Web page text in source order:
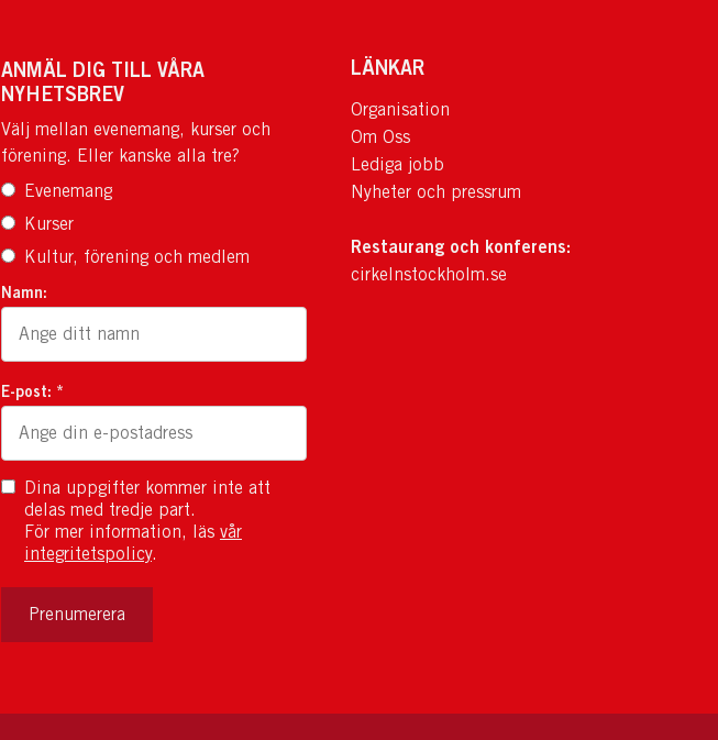
ANMÄL DIG TILL VÅRA
NYHETSBREV
Välj mellan evenemang, kurser och
förening. Eller kanske alla tre?
Evenemang
Kurser
Kultur, förening och medlem
Namn:
E-post: *
Dina uppgifter kommer inte att
delas med tredje part.
För mer information, läs vår
integritetspolicy.
Prenumerera
LÄNKAR
Organisation
Om Oss
Lediga jobb
Nyheter och pressrum
Restaurang och konferens:
cirkelnstockholm.se